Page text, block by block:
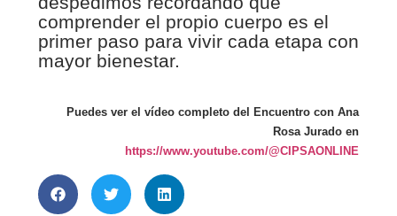
comprender el propio cuerpo es el
primer paso para vivir cada etapa con
mayor bienestar.
Puedes ver el vídeo completo del Encuentro con Ana
Rosa Jurado en
https://www.youtube.com/@CIPSAONLINE